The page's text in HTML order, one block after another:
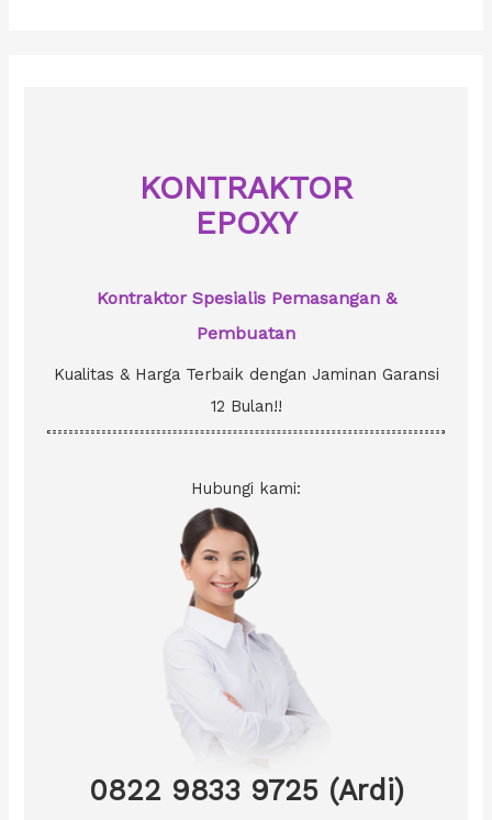
KONTRAKTOR
EPOXY
Kontraktor Spesialis Pemasangan &
Pembuatan
Kualitas & Harga Terbaik dengan Jaminan Garansi
12 Bulan!!
Hubungi kami:
0822 9833 9725 (Ardi)